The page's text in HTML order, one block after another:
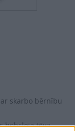
skarbo bērnību
bobsleja tēva